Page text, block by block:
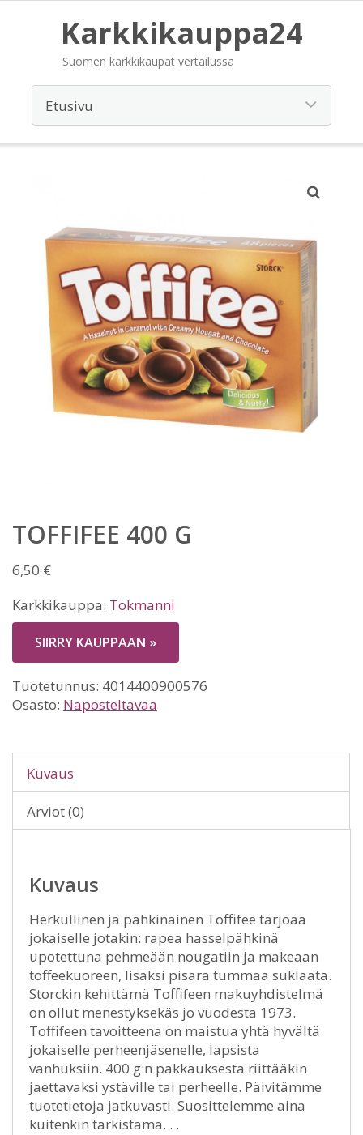
Karkkikauppa24
Suomen karkkikaupat vertailussa
TOFFIFEE 400 G
6,50 €
Karkkikauppa: Tokmanni
SIIRRY KAUPPAAN »
Tuotetunnus: 4014400900576
Osasto: Naposteltavaa
Kuvaus
Arviot (0)
Kuvaus
Herkullinen ja pähkinäinen Toffifee tarjoaa
jokaiselle jotakin: rapea hasselpähkinä
upotettuna pehmeään nougatiin ja makeaan
toffeekuoreen, lisäksi pisara tummaa suklaata.
Storckin kehittämä Toffifeen makuyhdistelmä
on ollut menestyksekäs jo vuodesta 1973.
Toffifeen tavoitteena on maistua yhtä hyvältä
jokaiselle perheenjäsenelle, lapsista
vanhuksiin. 400 g:n pakkauksesta riittääkin
jaettavaksi ystäville tai perheelle. Päivitämme
tuotetietoja jatkuvasti. Suosittelemme aina
kuitenkin tarkistama. . .